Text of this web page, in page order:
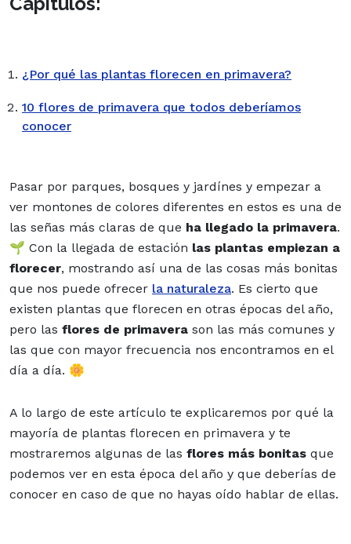
¿Por qué las plantas florecen en primavera?
10 flores de primavera que todos deberíamos
conocer
Pasar por parques, bosques y jardínes y empezar a
ver montones de colores diferentes en estos es una de
las señas más claras de que ha llegado la primavera.
🌱 Con la llegada de estación las plantas empiezan a
florecer, mostrando así una de las cosas más bonitas
que nos puede ofrecer la naturaleza. Es cierto que
existen plantas que florecen en otras épocas del año,
pero las flores de primavera son las más comunes y
las que con mayor frecuencia nos encontramos en el
día a día. 🌼
A lo largo de este artículo te explicaremos por qué la
mayoría de plantas florecen en primavera y te
mostraremos algunas de las flores más bonitas que
podemos ver en esta época del año y que deberías de
conocer en caso de que no hayas oído hablar de ellas.